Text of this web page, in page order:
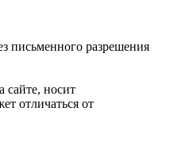
письменного разрешения
сайте, носит
отличаться от